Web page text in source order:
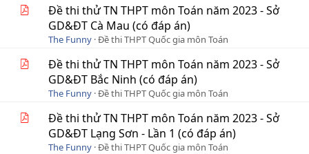
Đề thi thử TN THPT môn Toán năm 2023 - Sở
GD&ĐT Cà Mau (có đáp án)
The Funny Đề thi THPT Quốc gia môn Toán
Đề thi thử TN THPT môn Toán năm 2023 - Sở
GD&ĐT Bắc Ninh (có đáp án)
The Funny Đề thi THPT Quốc gia môn Toán
Đề thi thử TN THPT môn Toán năm 2023 - Sở
GD&ĐT Lạng Sơn - Lần 1 (có đáp án)
The Funny Đề thi THPT Quốc gia môn Toán